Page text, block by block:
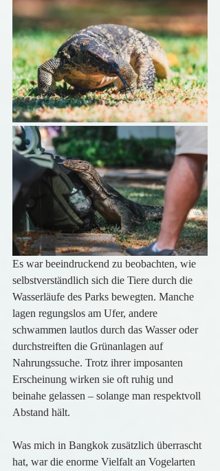
Es war beeindruckend zu beobachten, wie
selbstverständlich sich die Tiere durch die
Wasserläufe des Parks bewegten. Manche
lagen regungslos am Ufer, andere
schwammen lautlos durch das Wasser oder
durchstreiften die Grünanlagen auf
Nahrungssuche. Trotz ihrer imposanten
Erscheinung wirken sie oft ruhig und
beinahe gelassen – solange man respektvoll
Abstand hält.
Was mich in Bangkok zusätzlich überrascht
hat, war die enorme Vielfalt an Vogelarten